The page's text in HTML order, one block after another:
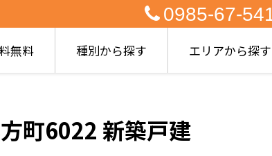
0985-67-
無料 種別から探す エリアから探す
町6022 新築戸建